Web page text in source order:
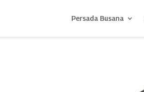
Persada Busana